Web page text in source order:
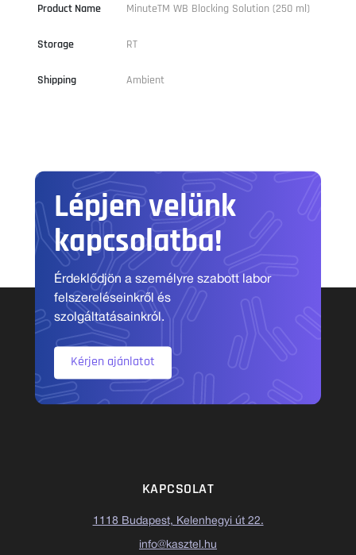
Product Name MinuteTM WB Blocking Solution (250 ml)
Storage RT
Shipping Ambient
Lépjen velünk
kapcsolatba!
Érdeklődjön a személyre szabott labor
felszereléseinkről és
szolgáltatásainkról.
Kérjen ajánlatot
KAPCSOLAT
1118 Budapest, Kelenhegyi út 22.
info@kasztel.hu